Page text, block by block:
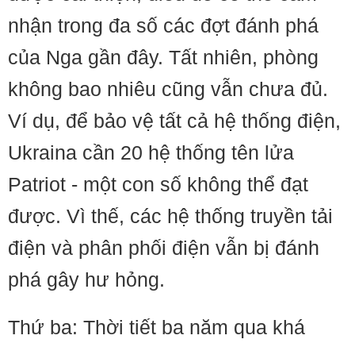
nhận trong đa số các đợt đánh phá
của Nga gần đây. Tất nhiên, phòng
không bao nhiêu cũng vẫn chưa đủ.
Ví dụ, để bảo vệ tất cả hệ thống điện,
Ukraina cần 20 hệ thống tên lửa
Patriot - một con số không thể đạt
được. Vì thế, các hệ thống truyền tải
điện và phân phối điện vẫn bị đánh
phá gây hư hỏng.
Thứ ba: Thời tiết ba năm qua khá